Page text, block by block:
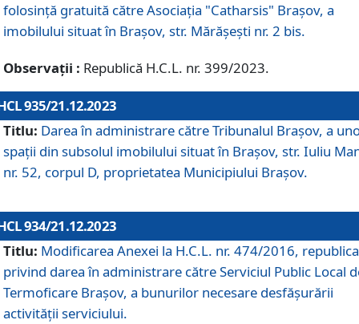
folosinţă gratuită către Asociaţia "Catharsis" Brașov, a
imobilului situat în Braşov, str. Mărăşeşti nr. 2 bis.
Observații : Republică H.C.L. nr. 399/2023.
935/21.12.2023
Titlu: Darea în administrare către Tribunalul Brașov, a
spații din subsolul imobilului situat în Brașov, str. Iuliu
nr. 52, corpul D, proprietatea Municipiului Brașov.
934/21.12.2023
Titlu: Modificarea Anexei la H.C.L. nr. 474/2016,
privind darea în administrare către Serviciul Public Local
Termoficare Braşov, a bunurilor necesare desfăşurării
activităţii serviciului.